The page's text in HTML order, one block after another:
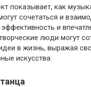
показывает, как
сочетаться и
и
люди могут
в жизнь, выражая
искусства.